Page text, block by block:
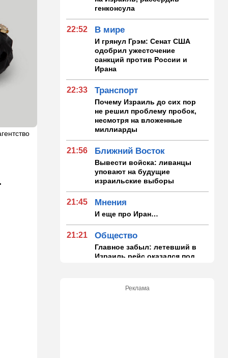
генконсула
22:52 В мире
И грянул Грэм: Сенат США
одобрил ужесточение
санкций против России и
Ирана
22:33 Транспорт
Почему Израиль до сих пор
не решил проблему пробок,
несмотря на вложенные
миллиарды
21:56 Ближний Восток
Вывести войска: ливанцы
уповают на будущие
израильские выборы
21:45 Мнения
И еще про Иран…
21:21 Общество
Главное забыл: летевший в
Израиль рейс оказался под
ИзраильРеклама